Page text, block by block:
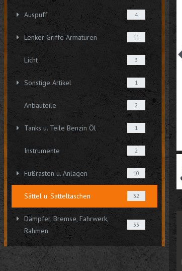
Auspuff 4
Lenker Griffe Armaturen 11
Licht 3
Sonstige Artikel 1
Anbauteile 2
Tanks u. Teile Benzin Öl 1
Instrumente 2
Fußrasten u. Anlagen 10
Sättel u. Satteltaschen 32
Dämpfer, Bremse, Fahrwerk,
Rahmen
33